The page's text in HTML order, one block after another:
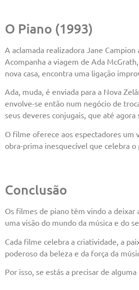
O Piano (1993)
A aclamada realizadora Jane
Acompanha a viagem de Ada
nova casa, encontra uma ligação
Ada, muda, é enviada para a Nova
envolve-se então num negócio de
seus deveres conjugais, que até
O filme oferece aos espectadores um
obra-prima inesquecível que celebra o
Conclusão
Os filmes de piano têm vindo a deixar
uma visão do mundo da música e do
Cada filme celebra a criatividade, a
poderoso da beleza e da força da
Por isso, se estás a precisar de